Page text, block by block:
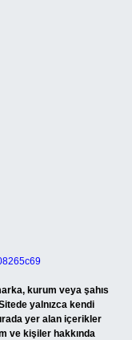
kurum veya şahıs
yalnızca kendi
yer alan içerikler
ve kişiler hakkında